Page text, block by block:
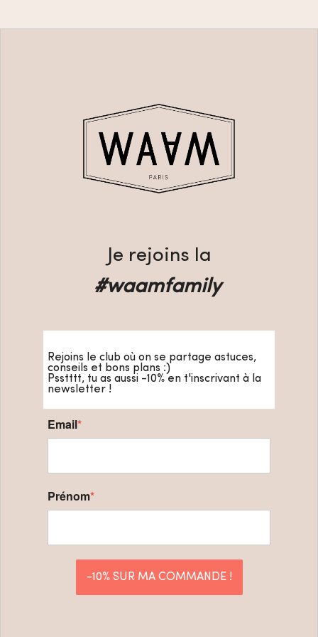
Je rejoins la
#waamfamily
Rejoins le club où on se partage astuces,
conseils et bons plans :)
Psstttt, tu as aussi -10% en t'inscrivant à la
newsletter !
Email*
Prénom*
-10% SUR MA COMMANDE !